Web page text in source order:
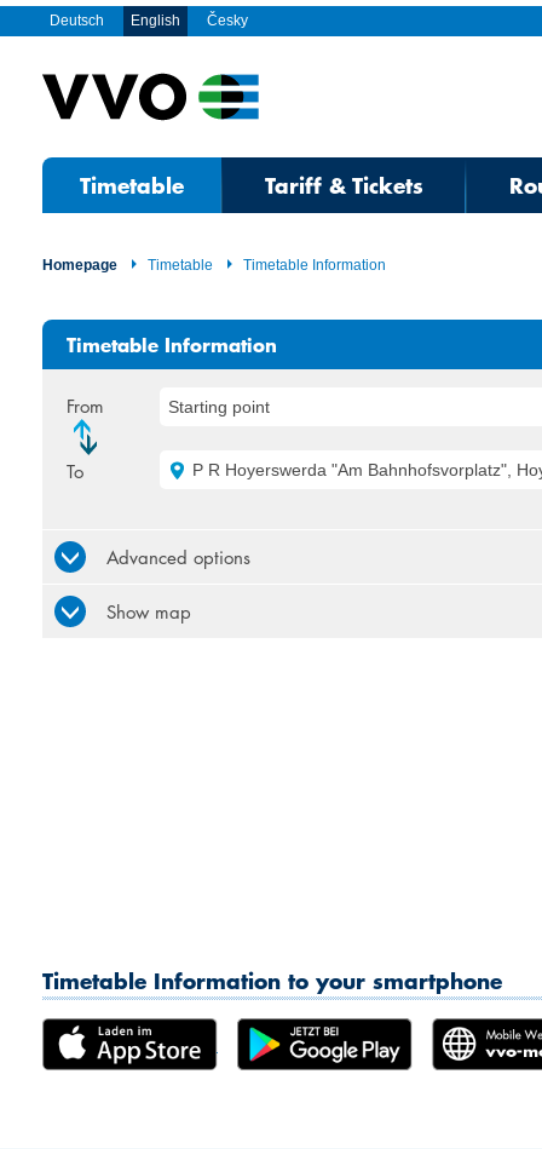
Deutsch English Česky
Timetable Tariff & Tickets
Homepage Timetable Timetable Information
Timetable Information
From
To
Starting point
P R Hoyerswerda "Am Bahnhofsvorplatz",
Advanced options
Show map
Timetable Information to your smartphone